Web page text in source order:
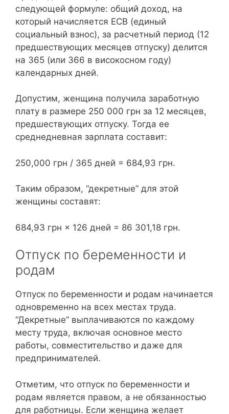
следующей формуле: общий доход, на
который начисляется ЕСВ (единый
социальный взнос), за расчетный период (12
предшествующих месяцев отпуску) делится
на 365 (или 366 в високосном году)
календарных дней.
Допустим, женщина получила заработную
плату в размере 250 000 грн за 12 месяцев,
предшествующих отпуску. Тогда ее
среднедневная зарплата составит:
250,000 грн / 365 дней = 684,93 грн.
Таким образом, “декретные” для этой
женщины составят:
684,93 грн × 126 дней = 86 301,18 грн.
Отпуск по беременности и
родам
Отпуск по беременности и родам начинается
одновременно на всех местах труда.
“Декретные” выплачиваются по каждому
месту труда, включая основное место
работы, совместительство и даже для
предпринимателей.
Отметим, что отпуск по беременности и
родам является правом, а не обязанностью
для работницы. Если женщина желает